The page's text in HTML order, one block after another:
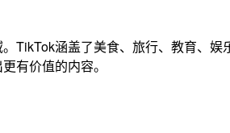
TikTok涵盖了美食、旅行、教育、
有价值的内容。